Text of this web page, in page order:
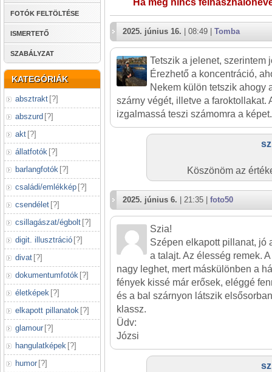
FOTÓK FELTÖLTÉSE
ISMERTETŐ
SZABÁLYZAT
KATEGÓRIÁK
absztrakt [?]
abszurd [?]
akt [?]
állatfotók [?]
barlangfotók [?]
családi/emlékkép [?]
csendélet [?]
csillagászat/égbolt [?]
digit. illusztráció [?]
divat [?]
dokumentumfotók [?]
életképek [?]
elkapott pillanatok [?]
glamour [?]
hangulatképek [?]
humor [?]
Ha még nincs
2025. június 16. | 08:49 | Tomba
Tetszik a jelenet, szerintem
Érezhető a koncentráció,
Nekem külön tetszik ahogy
szárny végét, illetve a faroktollakat.
izgalmassá teszi számomra a
Köszönöm az
2025. június 6. | 21:35 | foto50
Szia!
Szépen elkapott pillanat, jó
a talajt. Az élesség remek.
nagy leghet, mert máskülönben a
fények kissé már erősek, eléggé
és a bal szárnyon látszik
klassz.
Üdv:
Józsi